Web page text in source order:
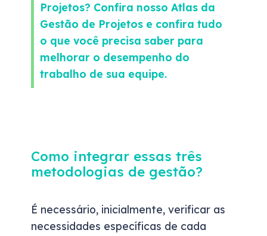
Projetos? Confira nosso Atlas da
Gestão de Projetos e confira tudo
o que você precisa saber para
melhorar o desempenho do
trabalho de sua equipe.
Como integrar essas três
metodologias de gestão?
É necessário, inicialmente, verificar as
necessidades específicas de cada